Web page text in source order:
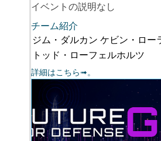
イベントの説明なし
チーム紹介
ジム・ダルカン ケビン・ロー
トッド・ローフェルホルツ
詳細はこちら➟。